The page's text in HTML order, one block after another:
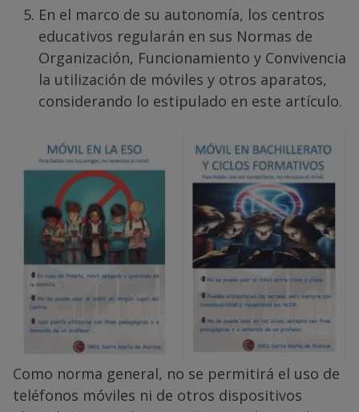
En el marco de su autonomía, los centros
educativos regularán en sus Normas de
Organización, Funcionamiento y Convivencia
la utilización de móviles y otros aparatos,
considerando lo estipulado en este artículo.
Screenshot Screenshot
Como norma general, no se permitirá el uso de
teléfonos móviles ni de otros dispositivos